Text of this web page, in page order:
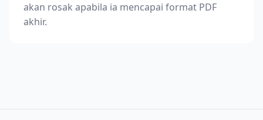
akan rosak apabila ia mencapai format PDF
akhir.